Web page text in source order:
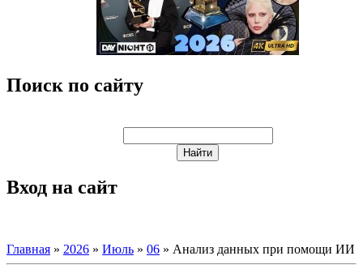
Поиск по сайту
Вход на сайт
Главная » 2026 » Июль » 06 » Анализ данных при помощи ИИ